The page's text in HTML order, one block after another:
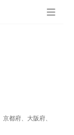
都府、大阪府、